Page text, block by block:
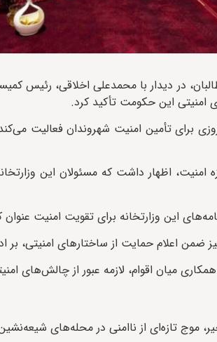
در دیدار با محمدعلی اخلاقی، رئیس
امنیتی این حکومت تأکید کرد.
برای تأمین امنیت شهروندان فعالیت
امنیت، اظهار داشت که مسئولان این
این وزارتخانه برای تقویت امنیت عنوان
ضمن اعلام حمایت از ساختارهای امنیتی، بر
میان اقوام، لازمه عبور از چالش‌های
موج تازه‌ای از ناامنی در محله‌های